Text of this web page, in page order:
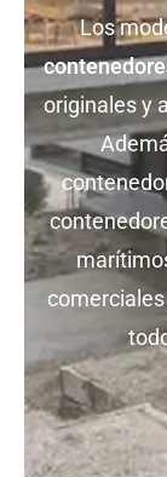
Los
originales y